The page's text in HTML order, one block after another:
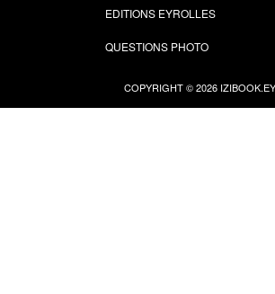
EDITIONS EYROLLES
QUESTIONS PHOTO
COPYRIGHT © 2026